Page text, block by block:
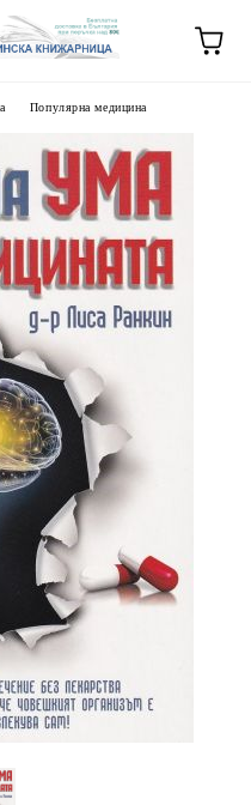
Популярна медицина